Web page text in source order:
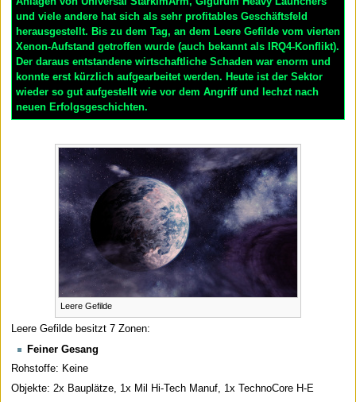
und viele andere hat sich als sehr profitables Geschäftsfeld
herausgestellt. Bis zu dem Tag, an dem Leere Gefilde vom vierten
Xenon-Aufstand getroffen wurde (auch bekannt als IRQ4-Konflikt).
Der daraus entstandene wirtschaftliche Schaden war enorm und
konnte erst kürzlich aufgearbeitet werden. Heute ist der Sektor
wieder so gut aufgestellt wie vor dem Angriff und lechzt nach
neuen Erfolgsgeschichten.
Leere Gefilde
Leere Gefilde besitzt 7 Zonen:
Feiner Gesang
Rohstoffe: Keine
Objekte: 2x Bauplätze, 1x Mil Hi-Tech Manuf, 1x TechnoCore H-E